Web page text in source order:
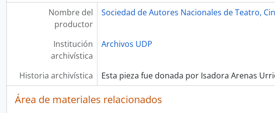
Nombre del
productor
Sociedad de Autores Nacionales de Teatro,
Institución
archivística
Archivos UDP
Historia archivística Esta pieza fue donada por Isadora Arenas
Área de materiales relacionados